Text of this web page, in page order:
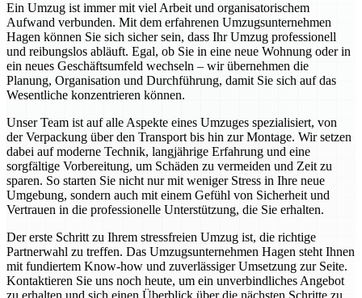
Ein Umzug ist immer mit viel Arbeit und organisatorischem
Aufwand verbunden. Mit dem erfahrenen Umzugsunternehmen
Hagen können Sie sich sicher sein, dass Ihr Umzug professionell
und reibungslos abläuft. Egal, ob Sie in eine neue Wohnung oder in
ein neues Geschäftsumfeld wechseln – wir übernehmen die
Planung, Organisation und Durchführung, damit Sie sich auf das
Wesentliche konzentrieren können.
Unser Team ist auf alle Aspekte eines Umzuges spezialisiert, von
der Verpackung über den Transport bis hin zur Montage. Wir setzen
dabei auf moderne Technik, langjährige Erfahrung und eine
sorgfältige Vorbereitung, um Schäden zu vermeiden und Zeit zu
sparen. So starten Sie nicht nur mit weniger Stress in Ihre neue
Umgebung, sondern auch mit einem Gefühl von Sicherheit und
Vertrauen in die professionelle Unterstützung, die Sie erhalten.
Der erste Schritt zu Ihrem stressfreien Umzug ist, die richtige
Partnerwahl zu treffen. Das Umzugsunternehmen Hagen steht Ihnen
mit fundiertem Know-how und zuverlässiger Umsetzung zur Seite.
Kontaktieren Sie uns noch heute, um ein unverbindliches Angebot